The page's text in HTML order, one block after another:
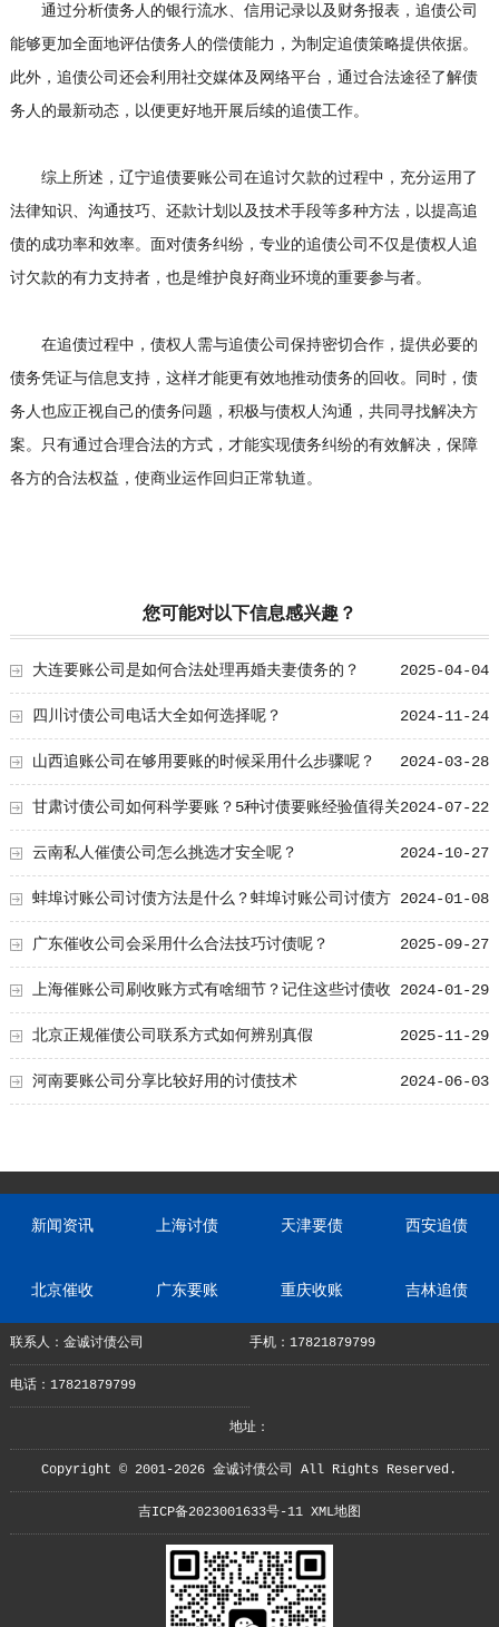
通过分析债务人的银行流水、信用记录以及财务报表，追债公司
能够更加全面地评估债务人的偿债能力，为制定追债策略提供依据。
此外，追债公司还会利用社交媒体及网络平台，通过合法途径了解债
务人的最新动态，以便更好地开展后续的追债工作。
综上所述，辽宁追债要账公司在追讨欠款的过程中，充分运用了
法律知识、沟通技巧、还款计划以及技术手段等多种方法，以提高追
债的成功率和效率。面对债务纠纷，专业的追债公司不仅是债权人追
讨欠款的有力支持者，也是维护良好商业环境的重要参与者。
在追债过程中，债权人需与追债公司保持密切合作，提供必要的
债务凭证与信息支持，这样才能更有效地推动债务的回收。同时，债
务人也应正视自己的债务问题，积极与债权人沟通，共同寻找解决方
案。只有通过合理合法的方式，才能实现债务纠纷的有效解决，保障
各方的合法权益，使商业运作回归正常轨道。
您可能对以下信息感兴趣？
2025-04-04
大连要账公司是如何合法处理再婚夫妻债务的？
2024-11-24
四川讨债公司电话大全如何选择呢？
2024-03-28
山西追账公司在够用要账的时候采用什么步骤呢？
2024-07-22
甘肃讨债公司如何科学要账？5种讨债要账经验值得关
注！ 2024-10-27
云南私人催债公司怎么挑选才安全呢？
2024-01-08
蚌埠讨账公司讨债方法是什么？蚌埠讨账公司讨债方
法及注意事项 2025-09-27
广东催收公司会采用什么合法技巧讨债呢？
2024-01-29
上海催账公司刷收账方式有啥细节？记住这些讨债收
账成功率能提高一倍！ 2025-11-29
北京正规催债公司联系方式如何辨别真假
2024-06-03
河南要账公司分享比较好用的讨债技术
新闻资讯 上海讨债 天津要债 西安追债
北京催收 广东要账 重庆收账 吉林追债
联系人：金诚讨债公司 手机：17821879799
电话：17821879799
地址：
Copyright © 2001-2026 金诚讨债公司 All Rights Reserved.
吉ICP备2023001633号-11 XML地图